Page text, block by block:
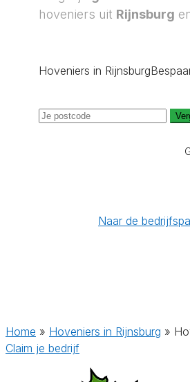
hoveniers uit Rijnsburg
Hoveniers in Rijnsburg
Naar de
Home » Hoveniers in Rijnsburg »
Claim je bedrijf